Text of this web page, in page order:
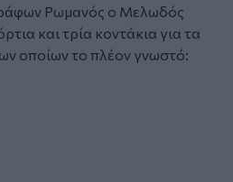
Ρωμανός ο Μελωδός
και τρία κοντάκια για τα
οποίων το πλέον γνωστό: